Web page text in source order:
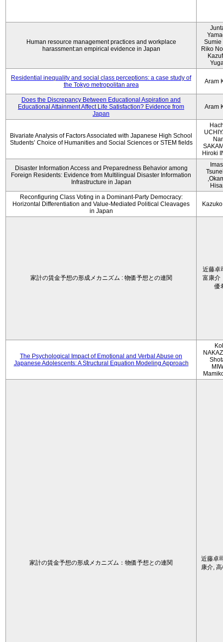
Human resource management practices and workplace
harassment:an empirical evidence in Japan
Sumie
Riko
Residential inequality and social class perceptions: a case study of
the Tokyo metropolitan area
Aram
Does the Discrepancy Between Educational Aspiration and
Educational Attainment Affect Life Satisfaction? Evidence from
Japan
Aram
Bivariate Analysis of Factors Associated with Japanese High School
Students’ Choice of Humanities and Social Sciences or STEM fields
Hiroki
Disaster Information Access and Preparedness Behavior among
Foreign Residents: Evidence from Multilingual Disaster Information
Infrastructure in Japan
Reconfiguring Class Voting in a Dominant-Party Democracy:
Horizontal Differentiation and Value-Mediated Political Cleavages
in Japan
家計の賃金予想の形成メカニズム : 物価予想との連関
近藤卓
富康介
優
The Psychological Impact of Emotional and Verbal Abuse on
Japanese Adolescents: A Structural Equation Modeling Approach
家計の賃金予想の形成メカニズム：物価予想との連関
近藤卓
康介,